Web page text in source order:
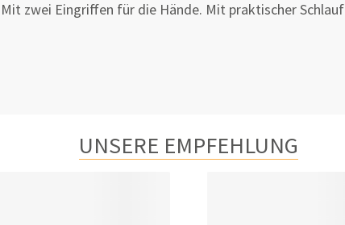
Mit zwei Eingriffen für die Hände. Mit praktischer
UNSERE EMPFEHLUNG